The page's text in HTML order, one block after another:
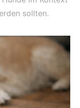
sollten.